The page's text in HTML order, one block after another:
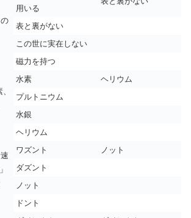
用いる
表と裏がない
この世に実在しない
磁力を持つ
水素
ヘリウム
プルトニウム
水銀
ヘリウム
ワズント
ノット
ダズント
ノット
ドント